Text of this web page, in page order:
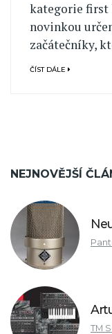
kategorie first
novinkou
začátečníky,
ČÍST DÁLE
NEJNOVĚJŠÍ
TM